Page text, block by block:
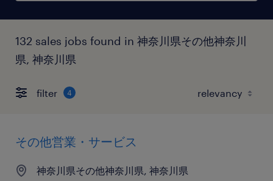
132 sales jobs found in 神奈川県その他神奈川
県, 神奈川県
filter 4
その他営業・サービス
神奈川県その他神奈川県, 神奈川県